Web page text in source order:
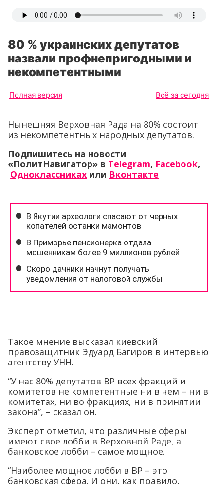
80 % украинских депутатов
назвали профнепригодными и
некомпетентными
Полная версия Всё за сегодня
Нынешняя Верховная Рада на 80% состоит
из некомпетентных народных депутатов.
Подпишитесь на новости
«ПолитНавигатор» в Telegram, Facebook,
Одноклассниках или Вконтакте
Такое мнение высказал киевский
правозащитник Эдуард Багиров в интервью
агентству УНН.
“У нас 80% депутатов ВР всех фракций и
комитетов не компетентные ни в чем – ни в
комитетах, ни во фракциях, ни в принятии
закона”, – сказал он.
Эксперт отметил, что различные сферы
имеют свое лобби в Верховной Раде, а
банковское лобби – самое мощное.
“Наиболее мощное лобби в ВР – это
банковская сфера. И они, как правило,